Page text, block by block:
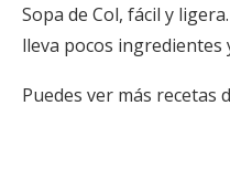
Sopa de Col, fácil y
lleva pocos ingredientes
Puedes ver más recetas